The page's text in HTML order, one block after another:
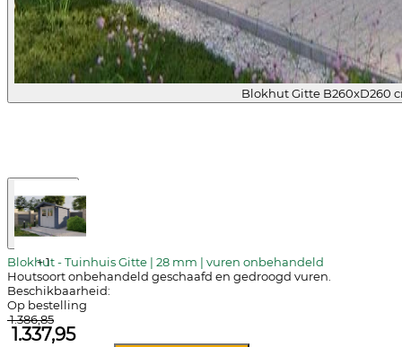
Blokhut Gitte B260xD260
+ 1
Blokhut - Tuinhuis Gitte | 28 mm | vuren onbehandeld
Houtsoort onbehandeld geschaafd en gedroogd vuren.
Beschikbaarheid:
Op bestelling
1.386,85
1.337,95